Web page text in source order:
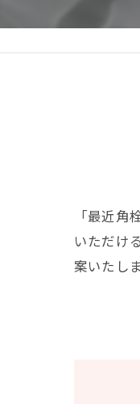
「最近
いただけ
案いたしま